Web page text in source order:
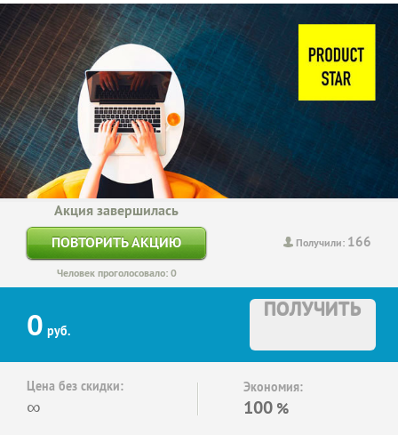
Получили: 166
Акция завершилась
ПОВТОРИТЬ АКЦИЮ
Человек проголосовало: 0
0 руб.
ПОЛУЧИТЬ
Цена без скидки:
∞
Экономия:
100 %